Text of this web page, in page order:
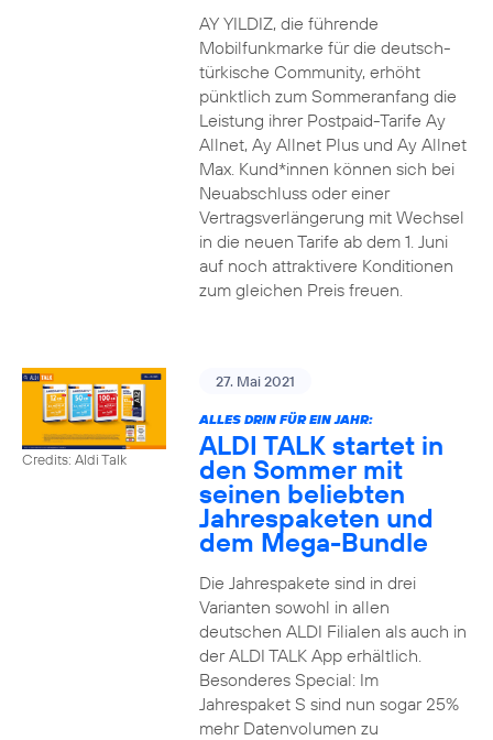
AY YILDIZ, die führende
Mobilfunkmarke für die deutsch-
türkische Community, erhöht
pünktlich zum Sommeranfang die
Leistung ihrer Postpaid-Tarife Ay
Allnet, Ay Allnet Plus und Ay Allnet
Max. Kund*innen können sich bei
Neuabschluss oder einer
Vertragsverlängerung mit Wechsel
in die neuen Tarife ab dem 1. Juni
auf noch attraktivere Konditionen
zum gleichen Preis freuen.
Credits: Aldi Talk
27. Mai 2021
ALLES DRIN FÜR EIN JAHR:
ALDI TALK startet in
den Sommer mit
seinen beliebten
Jahrespaketen und
dem Mega-Bundle
Die Jahrespakete sind in drei
Varianten sowohl in allen
deutschen ALDI Filialen als auch in
der ALDI TALK App erhältlich.
Besonderes Special: Im
Jahrespaket S sind nun sogar 25%
mehr Datenvolumen zu